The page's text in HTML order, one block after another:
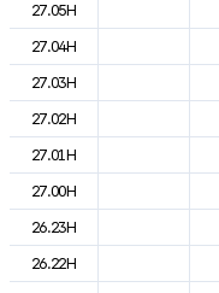
27.05H
27.04H
27.03H
27.02H
27.01H
27.00H
26.23H
26.22H